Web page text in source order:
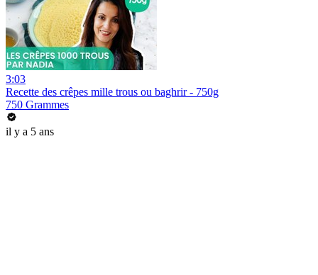
3:03
Recette des crêpes mille trous ou baghrir - 750g
750 Grammes
il y a 5 ans